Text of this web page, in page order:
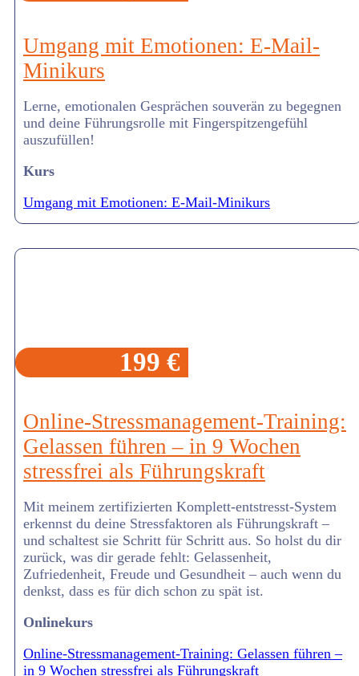
Umgang mit Emotionen: E-Mail-
Minikurs
Lerne, emotionalen Gesprächen souverän zu begegnen
und deine Führungsrolle mit Fingerspitzengefühl
auszufüllen!
Kurs
Umgang mit Emotionen: E-Mail-Minikurs
199 €
Online-Stressmanagement-Training:
Gelassen führen – in 9 Wochen
stressfrei als Führungskraft
Mit meinem zertifizierten Komplett-entstresst-System
erkennst du deine Stressfaktoren als Führungskraft –
und schaltest sie Schritt für Schritt aus. So holst du dir
zurück, was dir gerade fehlt: Gelassenheit,
Zufriedenheit, Freude und Gesundheit – auch wenn du
denkst, dass es für dich schon zu spät ist.
Onlinekurs
Online-Stressmanagement-Training: Gelassen führen –
in 9 Wochen stressfrei als Führungskraft